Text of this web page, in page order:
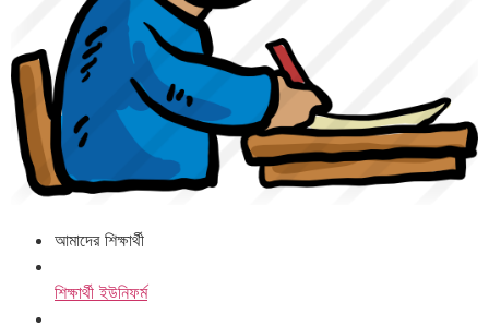
আমাদের শিক্ষার্থী
শিক্ষার্থী ইউনিফর্ম